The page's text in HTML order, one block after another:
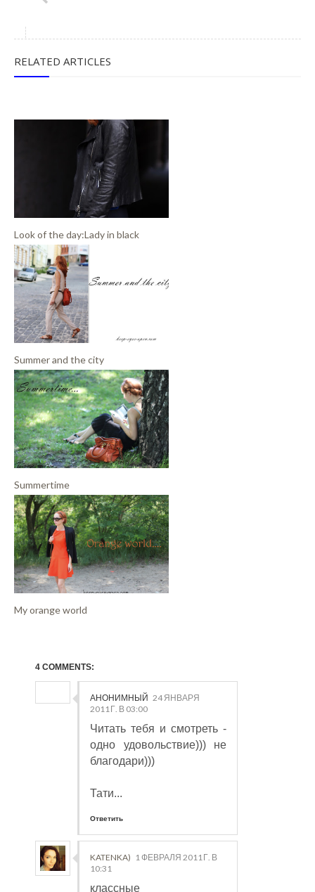
RELATED ARTICLES
Look of the day:Lady in black
Summer and the city
Summertime
My orange world
4 COMMENTS:
АНОНИМНЫЙ 24 ЯНВАРЯ
2011 Г. В 03:00
Читать тебя и смотреть -
одно удовольствие))) не
благодари)))
Тати...
Ответить
KATENKA) 1 ФЕВРАЛЯ 2011 Г. В
10:31
классные